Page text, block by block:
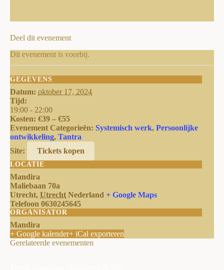
Deel dit evenement
Dit evenement is voorbij.
GEGEVENS
Datum: oktober 17, 2024
Tijd:
19:00 - 22:00
Kosten: €39 – €55
Evenement Categorieën: Systemisch werk, Persoonlijke
ontwikkeling, Tantra
Site:
Tickets kopen
LOCATIE
Mandira
Maliebaan 70a
Utrecht, Utrecht Nederland + Google Maps
Telefoon 0630245645
ORGANISATOR
Mandira
+ Google kalender+ iCal exporteren
Gerelateerde evenementen